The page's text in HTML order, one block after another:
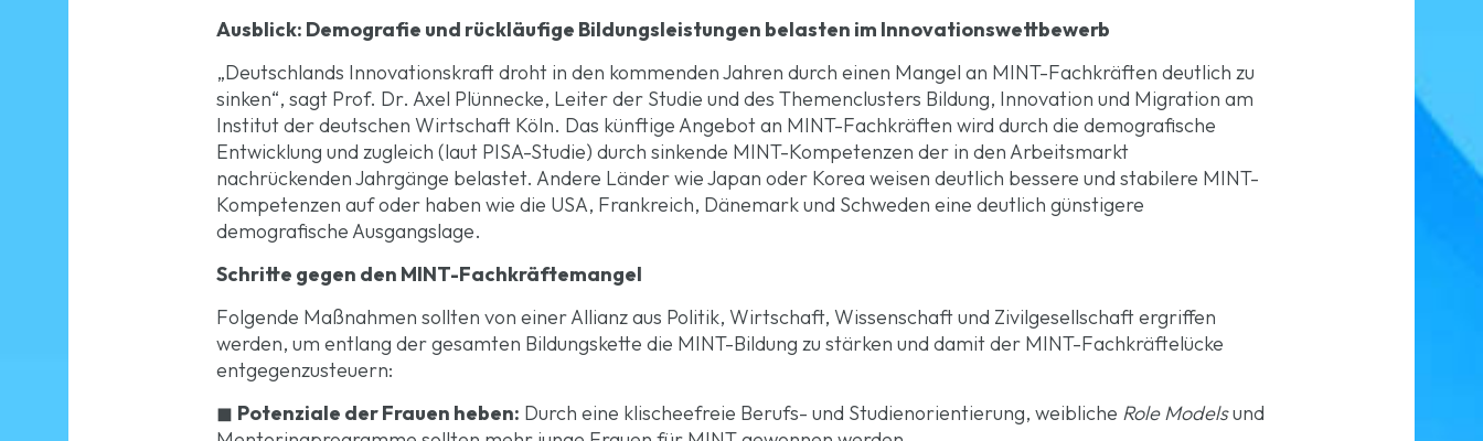
Ausblick: Demografie und rückläufige Bildungsleistungen belasten im Innovationswettbewerb
„Deutschlands Innovationskraft droht in den kommenden Jahren durch einen Mangel an MINT-Fachkräften deutlich zu
sinken“, sagt Prof. Dr. Axel Plünnecke, Leiter der Studie und des Themenclusters Bildung, Innovation und Migration am
Institut der deutschen Wirtschaft Köln. Das künftige Angebot an MINT-Fachkräften wird durch die demografische
Entwicklung und zugleich (laut PISA-Studie) durch sinkende MINT-Kompetenzen der in den Arbeitsmarkt
nachrückenden Jahrgänge belastet. Andere Länder wie Japan oder Korea weisen deutlich bessere und stabilere MINT-
Kompetenzen auf oder haben wie die USA, Frankreich, Dänemark und Schweden eine deutlich günstigere
demografische Ausgangslage.
Schritte gegen den MINT-Fachkräftemangel
Folgende Maßnahmen sollten von einer Allianz aus Politik, Wirtschaft, Wissenschaft und Zivilgesellschaft ergriffen
werden, um entlang der gesamten Bildungskette die MINT-Bildung zu stärken und damit der MINT-Fachkräftelücke
entgegenzusteuern:
◼ Potenziale der Frauen heben: Durch eine klischeefreie Berufs- und Studienorientierung, weibliche Role Modelsund